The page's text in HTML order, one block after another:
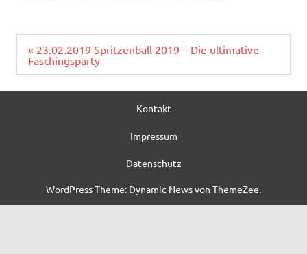
Beitragsnavigation
« 23.02.2019 Spritzenball 2019 – Die ultimative
Faschingsparty
Kontakt
Impressum
Datenschutz
WordPress-Theme: Dynamic News von ThemeZee.